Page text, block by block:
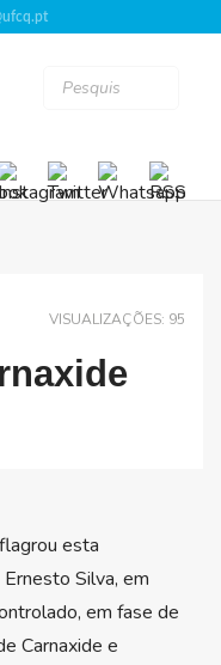
VISUALIZAÇÕES: 95
esta
Silva, em
em fase de
Carnaxide e